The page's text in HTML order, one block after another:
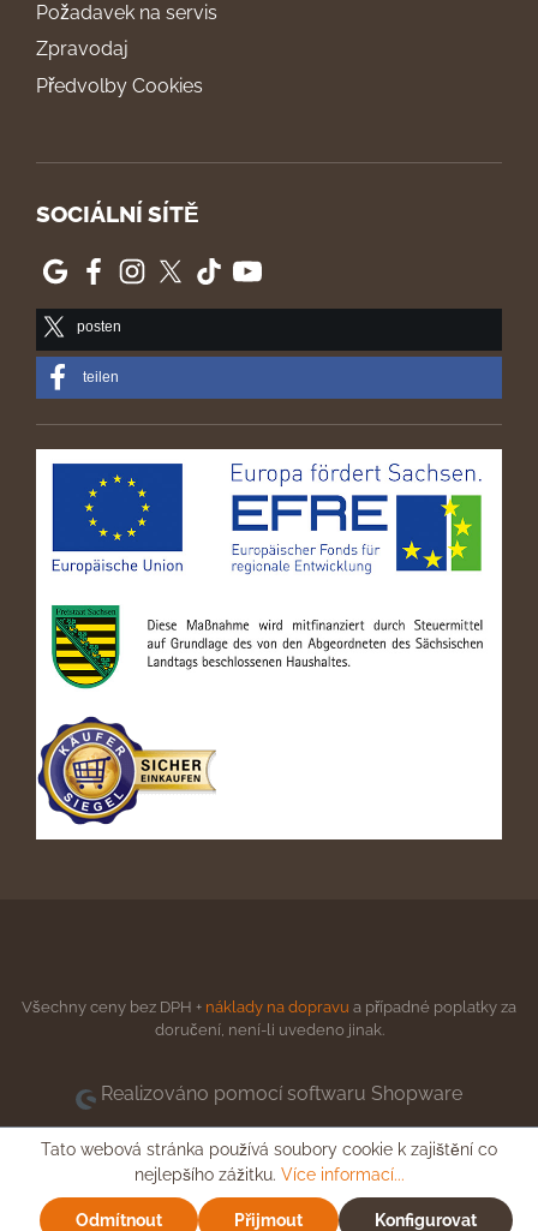
Požadavek na servis
Zpravodaj
Předvolby Cookies
SOCIÁLNÍ SÍTĚ
posten
teilen
Všechny ceny bez DPH + náklady na dopravu a případné poplatky za
doručení, není-li uvedeno jinak.
Realizováno pomocí softwaru Shopware
Tato webová stránka používá soubory cookie k zajištění co
nejlepšího zážitku. Více informací...
Odmítnout Přijmout Konfigurovat